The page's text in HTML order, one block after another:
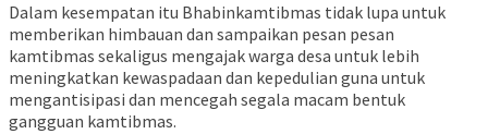
Dalam kesempatan itu Bhabinkamtibmas tidak lupa untuk
memberikan himbauan dan sampaikan pesan pesan
kamtibmas sekaligus mengajak warga desa untuk lebih
meningkatkan kewaspadaan dan kepedulian guna untuk
mengantisipasi dan mencegah segala macam bentuk
gangguan kamtibmas.